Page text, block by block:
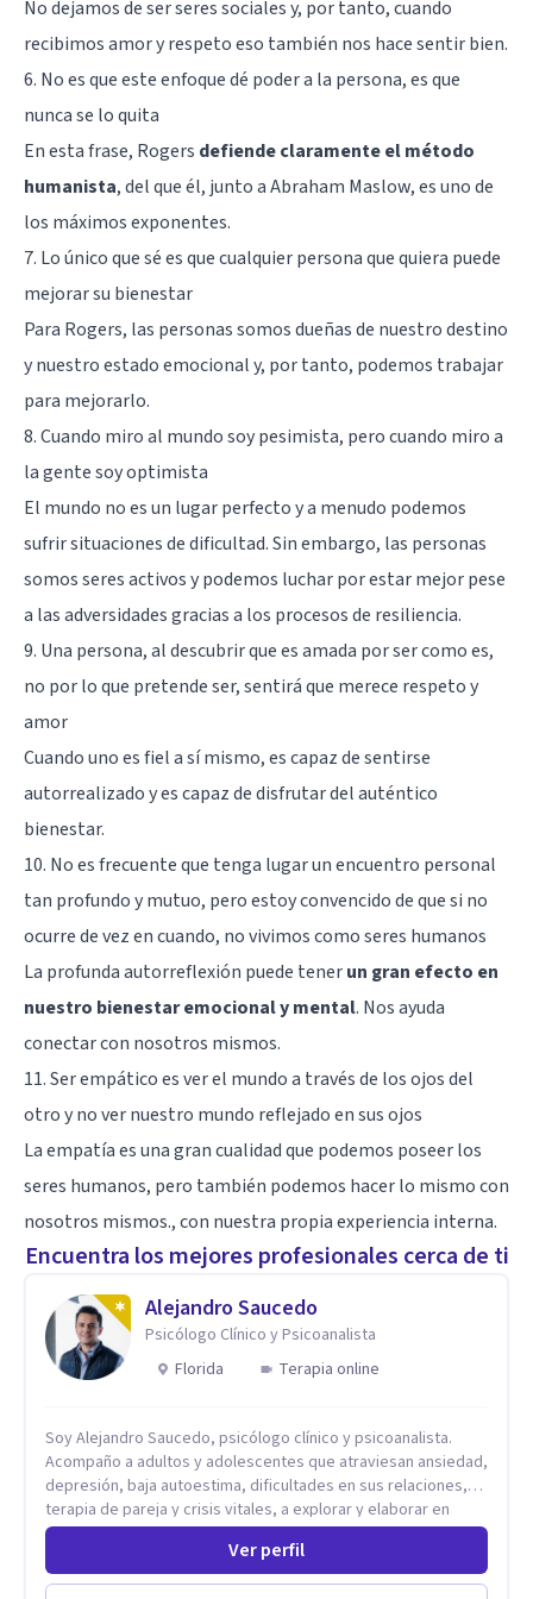
No dejamos de ser seres sociales y, por tanto, cuando
recibimos amor y respeto eso también nos hace sentir bien.
6. No es que este enfoque dé poder a la persona, es que
nunca se lo quita
En esta frase, Rogers defiende claramente el método
humanista, del que él, junto aAbraham Maslow, es uno de
los máximos exponentes.
7. Lo único que sé es que cualquier persona que quiera puede
mejorar su bienestar
Para Rogers, las personas somos dueñas de nuestro destino
y nuestro estado emocional y, por tanto, podemos trabajar
para mejorarlo.
8. Cuando miro al mundo soy pesimista, pero cuando miro a
la gente soy optimista
El mundo no es un lugar perfecto y a menudo podemos
sufrir situaciones de dificultad. Sin embargo, las personas
somos seres activos y podemos luchar por estar mejor pese
a las adversidades gracias a los procesos de resiliencia.
9. Una persona, al descubrir que es amada por ser como es,
no por lo que pretende ser, sentirá que merece respeto y
amor
Cuando uno es fiel a sí mismo, es capaz de sentirse
autorrealizado y es capaz de disfrutar del auténtico
bienestar.
10. No es frecuente que tenga lugar un encuentro personal
tan profundo y mutuo, pero estoy convencido de que si no
ocurre de vez en cuando, no vivimos como seres humanos
La profunda autorreflexión puede tenerun gran efecto en
nuestro bienestar emocional y mental. Nos ayuda
conectar con nosotros mismos.
11. Ser empático es ver el mundo a través de los ojos del
otro y no ver nuestro mundo reflejado en sus ojos
La empatía es una gran cualidad que podemos poseer los
seres humanos, pero también podemos hacer lo mismo con
nosotros mismos., con nuestra propia experiencia interna.
Encuentra los mejores profesionales cerca de ti
Alejandro Saucedo
Psicólogo Clínico y Psicoanalista
Florida
Terapia online
Soy Alejandro Saucedo, psicólogo clínico y psicoanalista.
Acompaño a adultos y adolescentes que atraviesan ansiedad,
depresión, baja autoestima, dificultades en sus relaciones,
terapia de pareja y crisis vitales, a explorar y elaborar en
profundidad los conflictos internos que generan malestar en
autoconocimiento y análisis, es posible acceder a las
Ver perfil